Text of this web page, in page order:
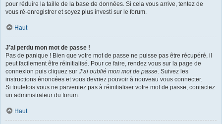
pour réduire la taille de la base de données. Si cela vous arrive, tentez de
vous ré-enregistrer et soyez plus investi sur le forum.
Haut
J’ai perdu mon mot de passe !
Pas de panique ! Bien que votre mot de passe ne puisse pas être récupéré, il
peut facilement être réinitialisé. Pour ce faire, rendez vous sur la page de
connexion puis cliquez sur J’ai oublié mon mot de passe. Suivez les
instructions énoncées et vous devriez pouvoir à nouveau vous connecter.
Si toutefois vous ne parveniez pas à réinitialiser votre mot de passe, contactez
un administrateur du forum.
Haut